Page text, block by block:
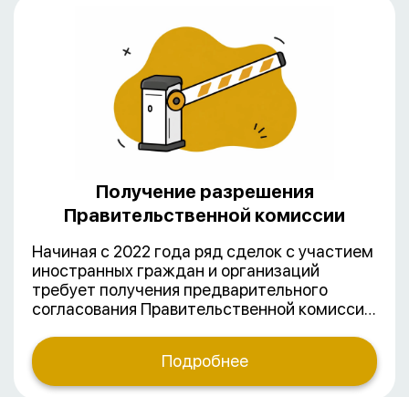
Получение разрешения
Правительственной комиссии
Начиная с 2022 года ряд сделок с участием
иностранных граждан и организаций
требует получения предварительного
согласования Правительственной комиссии
иностранных инвестиций в РФ. В условиях
частых изменений правил выдачи
разрешений, противоречивой практики и
Подробнее